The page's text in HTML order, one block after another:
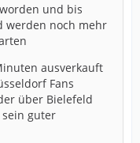
und bis
werden noch mehr
ausverkauft
Fans
über Bielefeld
sein guter